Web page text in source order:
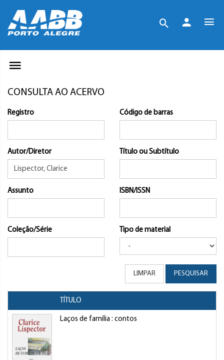
CONSULTA AO ACERVO
Registro Código de barras
Autor/Diretor Título ou Subtítulo
Assunto ISBN/ISSN
Coleção/Série Tipo de material
LIMPAR PESQUISAR
TÍTULO
Laços de família : contos